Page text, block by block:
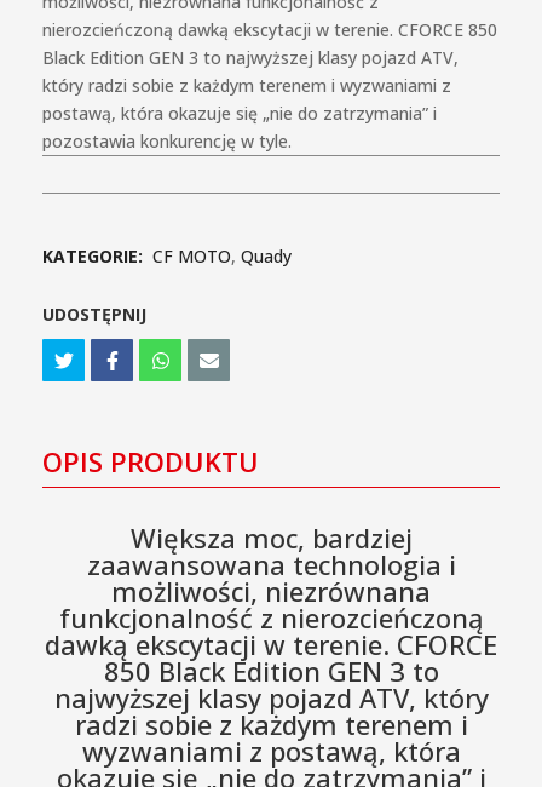
nierozcieńczoną dawką ekscytacji w terenie. CFORCE 850
Black Edition GEN 3 to najwyższej klasy pojazd ATV,
który radzi sobie z każdym terenem i wyzwaniami z
postawą, która okazuje się „nie do zatrzymania” i
pozostawia konkurencję w tyle.
KATEGORIE: CF MOTO, Quady
UDOSTĘPNIJ
OPIS PRODUKTU
Większa moc, bardziej
zaawansowana technologia i
możliwości, niezrównana
funkcjonalność z nierozcieńczoną
dawką ekscytacji w terenie. CFORCE
850 Black Edition GEN 3 to
najwyższej klasy pojazd ATV, który
radzi sobie z każdym terenem i
wyzwaniami z postawą, która
okazuje się „nie do zatrzymania” i